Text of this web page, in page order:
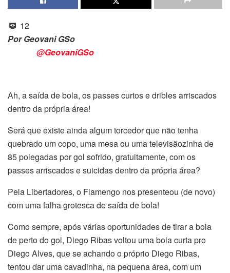
12
Por Geovani GSo
@GeovaniGSo
Ah, a saída de bola, os passes curtos e dribles arriscados
dentro da própria área!
Será que existe ainda algum torcedor que não tenha
quebrado um copo, uma mesa ou uma televisãozinha de
85 polegadas por gol sofrido, gratuitamente, com os
passes arriscados e suicidas dentro da própria área?
Pela Libertadores, o Flamengo nos presenteou (de novo)
com uma falha grotesca de saída de bola!
Como sempre, após várias oportunidades de tirar a bola
de perto do gol, Diego Ribas voltou uma bola curta pro
Diego Alves, que se achando o próprio Diego Ribas,
tentou dar uma cavadinha, na pequena área, com um